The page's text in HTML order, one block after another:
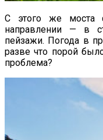
С этого же моста
направлении — в
пейзажи. Погода в
разве что порой
проблема?